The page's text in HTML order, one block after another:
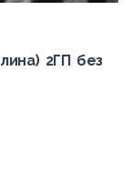
2ГП без